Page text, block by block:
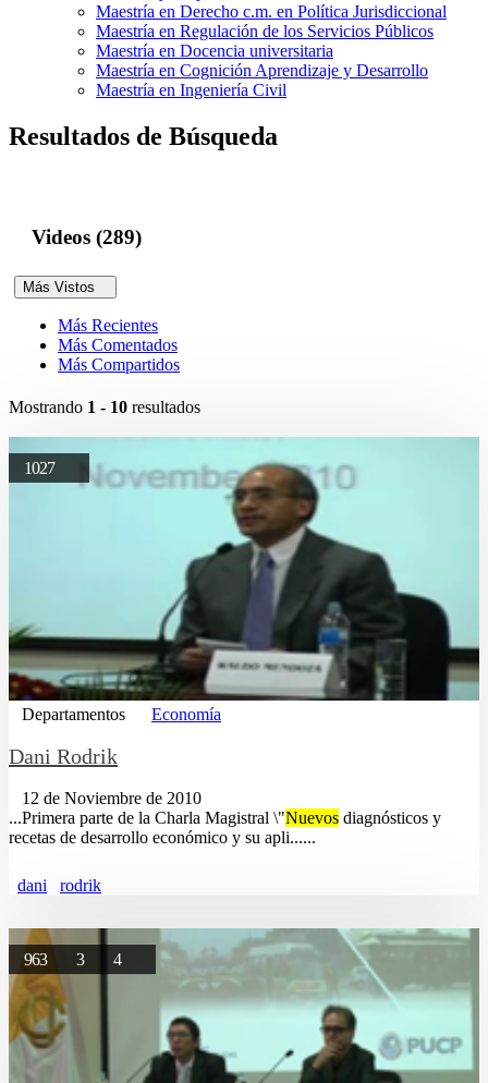
Maestría en Derecho c.m. en Política Jurisdiccional
Maestría en Regulación de los Servicios Públicos
Maestría en Docencia universitaria
Maestría en Cognición Aprendizaje y Desarrollo
Maestría en Ingeniería Civil
Resultados de Búsqueda
Videos (289)
Más Vistos
Más Recientes
Más Comentados
Más Compartidos
Mostrando 1 - 10 resultados
1027
Departamentos Economía
Dani Rodrik
12 de Noviembre de 2010
...Primera parte de la Charla Magistral \"Nuevos diagnósticos y
recetas de desarrollo económico y su apli......
dani rodrik
963 3 4